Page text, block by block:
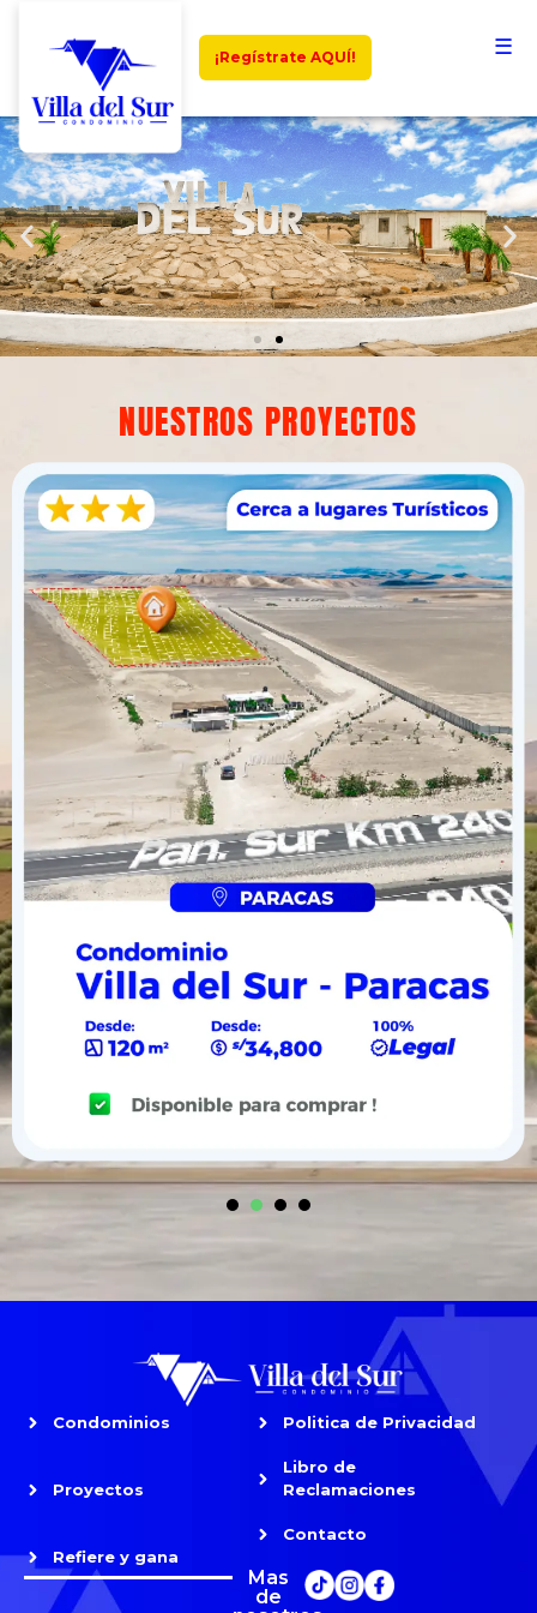
¡Regístrate AQUÍ! ☰
NUESTROS PROYECTOS
Condominios
Proyectos
Refiere y gana
Politica de Privacidad
Libro de
Reclamaciones
Contacto
Mas
de